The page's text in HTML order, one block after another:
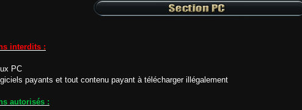
interdits :
PC
payants et tout contenu payant à télécharger illégalement
autorisés :